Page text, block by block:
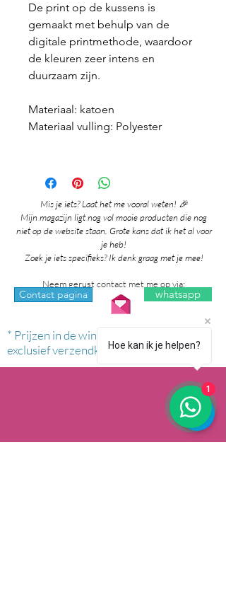
De print op de kussens is
gemaakt met behulp van de
digitale printmethode, waardoor
de kleuren zeer intens en
duurzaam zijn.
Materiaal: katoen
Materiaal vulling: Polyester
Mis je iets? Laat het me vooral weten! 🎉
Mijn magazijn ligt nog vol mooie producten die nog
niet op de website staan. Grote kans dat ik het al voor
je heb!
Zoek je iets specifieks? Ik denk graag met je mee!
Neem gerust contact met me op via:
Contact pagina whatsapp
* Prijzen in de winkel zijn inclusief btw en
exclusief verzendkosten.Hoe kan ik je helpen?
1